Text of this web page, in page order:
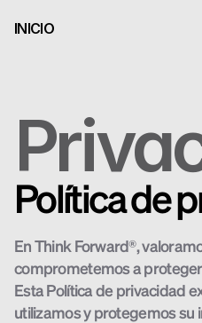
INICIO
Política de
En Think Forward®,
comprometemos a
Esta Política de privacidad
utilizamos y protegemos su